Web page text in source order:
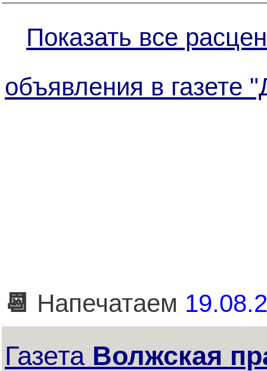
Показать все
объявления в газете
📆 Напечатаем
Газета Волжская